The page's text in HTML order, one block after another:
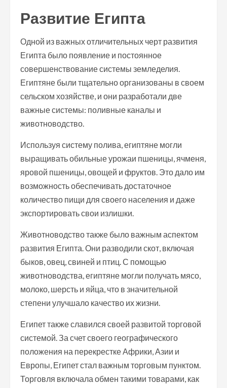
Развитие Египта
Одной из важных отличительных черт развития
Египта было появление и постоянное
совершенствование системы земледелия.
Египтяне были тщательно организованы в своем
сельском хозяйстве, и они разработали две
важные системы: поливные каналы и
животноводство.
Используя систему полива, египтяне могли
выращивать обильные урожаи пшеницы, ячменя,
яровой пшеницы, овощей и фруктов. Это дало им
возможность обеспечивать достаточное
количество пищи для своего населения и даже
экспортировать свои излишки.
Животноводство также было важным аспектом
развития Египта. Они разводили скот, включая
быков, овец, свиней и птиц. С помощью
животноводства, египтяне могли получать мясо,
молоко, шерсть и яйца, что в значительной
степени улучшало качество их жизни.
Египет также славился своей развитой торговой
системой. За счет своего географического
положения на перекрестке Африки, Азии и
Европы, Египет стал важным торговым пунктом.
Торговля включала обмен такими товарами, как